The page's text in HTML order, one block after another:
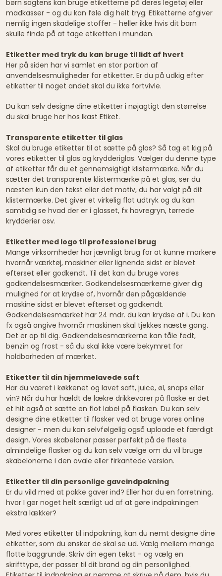
børn sagtens kan bruge etiketterne på deres legetøj eller
madkasser - og du kan føle dig helt tryg. Etiketterne afgiver
nemlig ingen skadelige stoffer - heller ikke hvis dit barn
skulle finde på at tage etiketten i munden.
Etiketter med tryk du kan bruge til lidt af hvert
Her på siden har vi samlet en stor portion af
anvendelsesmuligheder for etiketter. Er du på udkig efter
etiketter til noget andet skal du ikke fortvivle.
Du kan selv designe dine etiketter i nøjagtigt den størrelse
du skal bruge her hos Ikast Etiket.
Transparente etiketter til glas
Skal du bruge etiketter til at sætte på glas? Så tag et kig på
vores etiketter til glas og krydderiglas. Vælger du denne type
af etiketter får du et gennemsigtigt klistermærke. Når du
sætter det transparente klistermærke på et glas, ser du
næsten kun den tekst eller det motiv, du har valgt på dit
klistermærke. Det giver et virkelig flot udtryk og du kan
samtidig se hvad der er i glasset, fx havregryn, tørrede
krydderier osv.
Etiketter med logo til professionel brug
Mange virksomheder har jævnligt brug for at kunne markere
hvornår værktøj, maskiner eller lignende sidst er blevet
efterset eller godkendt. Til det kan du bruge vores
godkendelsesmærker. Godkendelsesmærkerne giver dig
mulighed for at krydse af, hvornår den pågældende
maskine sidst er blevet efterset og godkendt.
Godkendelsesmærket har 24 mdr. du kan krydse af i. Du kan
fx også angive hvornår maskinen skal tjekkes næste gang.
Det er op til dig. Godkendelsesmærkerne kan tåle fedt,
benzin og frost - så du skal ikke være bekymret for
holdbarheden af mærket.
Etiketter til din hjemmelavede saft
Har du været i køkkenet og lavet saft, juice, øl, snaps eller
vin? Når du har hældt de lækre drikkevarer på flaske er det
et hit også at sætte en flot label på flasken. Du kan selv
designe dine etiketter til flasker ved at bruge vores online
designer - men du kan selvfølgelig også uploade et færdigt
design. Vores skabeloner passer perfekt på de fleste
almindelige flasker og du kan selv vælge om du vil bruge
skabelonerne i den ovale eller firkantede version.
Etiketter til din personlige gaveindpakning
Er du vild med at pakke gaver ind? Eller har du en forretning,
hvor I gør noget helt særligt ud af at gøre indpakningen
ekstra lækker?
Med vores etiketter til indpakning, kan du nemt designe dine
etiketter, som du ønsker de skal se ud. Vælg mellem mange
flotte baggrunde. Skriv din egen tekst - og vælg en
skrifttype, der passer til dit brand og din personlighed.